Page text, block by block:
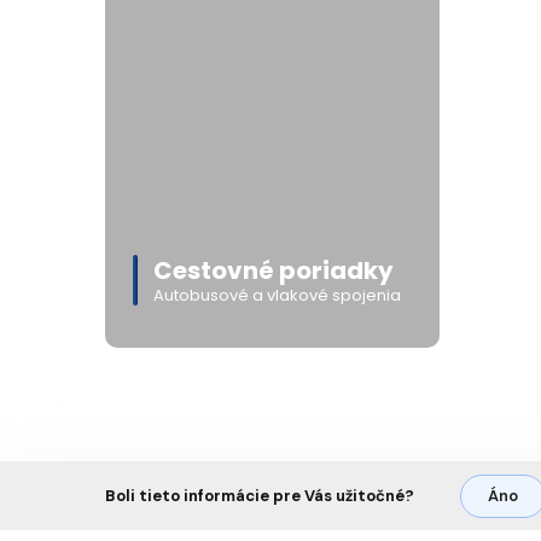
Cestovné poriadky
Autobusové a vlakové spojenia
Boli tieto informácie pre Vás užitočné? Áno